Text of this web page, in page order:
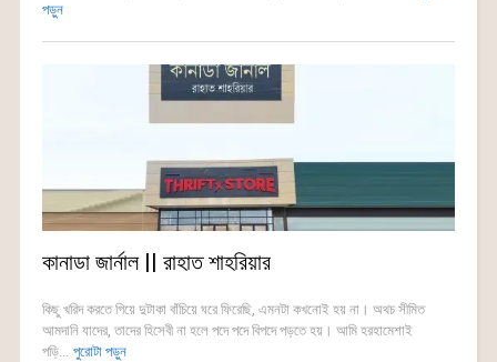
পড়ুন
কানাডা জার্নাল || রাহাত শাহরিয়ার
কিছু খরিদ করতে গিয়ে দুটাকা বাঁচিয়ে ঘরে ফিরেছি, এমনটা কখনোই হয় না। অথচ সীমিত
আমদানি যাদের, তাদের হিসেবী না হলে পদে পদে বিপদে পড়তে হয়। আমি হরহামেশাই
পড়ি... পুরোটা পড়ুন